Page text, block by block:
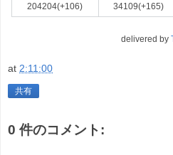
204204(+106)
34109(+165)
delivered by
at 2:11:00
共有
0 件のコメント: